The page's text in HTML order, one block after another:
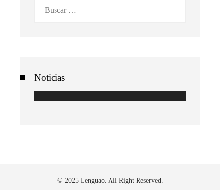
Noticias
© 2025 Lenguao. All Right Reserved.